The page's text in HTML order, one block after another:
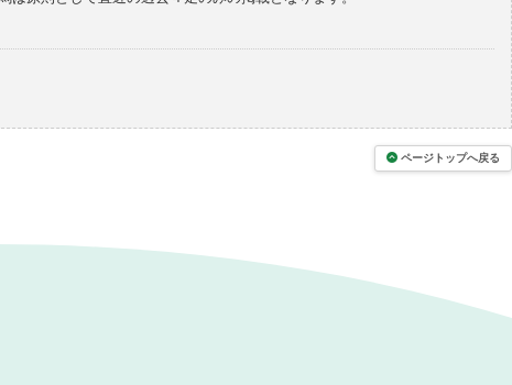
ページトップへ戻る